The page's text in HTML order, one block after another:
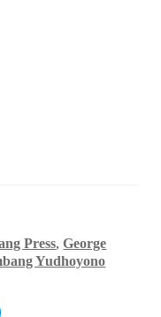
Press,George
Yudhoyono